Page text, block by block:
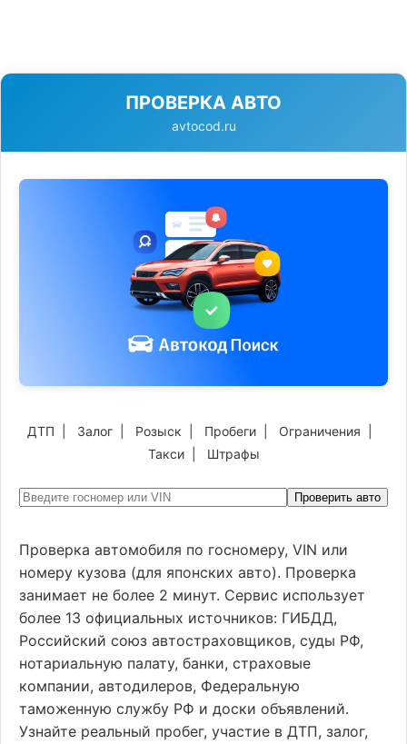
ПРОВЕРКА АВТО
avtocod.ru
ДТП Залог Розыск Пробеги Ограничения
Такси| Штрафы
Проверить авто
Проверка автомобиля по госномеру, VIN или
номеру кузова (для японских авто). Проверка
занимает не более 2 минут. Сервис использует
более 13 официальных источников: ГИБДД,
Российский союз автостраховщиков, суды РФ,
нотариальную палату, банки, страховые
компании, автодилеров, Федеральную
таможенную службу РФ и доски объявлений.
Узнайте реальный пробег, участие в ДТП, залог,